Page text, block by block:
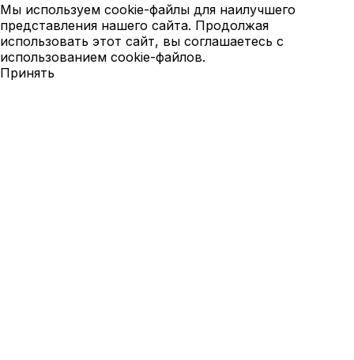
Мы используем cookie-файлы для наилучшего
представления нашего сайта. Продолжая
использовать этот сайт, вы соглашаетесь с
использованием cookie-файлов.
Принять